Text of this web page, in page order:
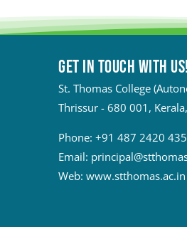
Get in touch with Us!
St. Thomas College
Thrissur - 680 001,
Phone:+91 487 2420 435
Email:
Web:www.stthomas.ac.in